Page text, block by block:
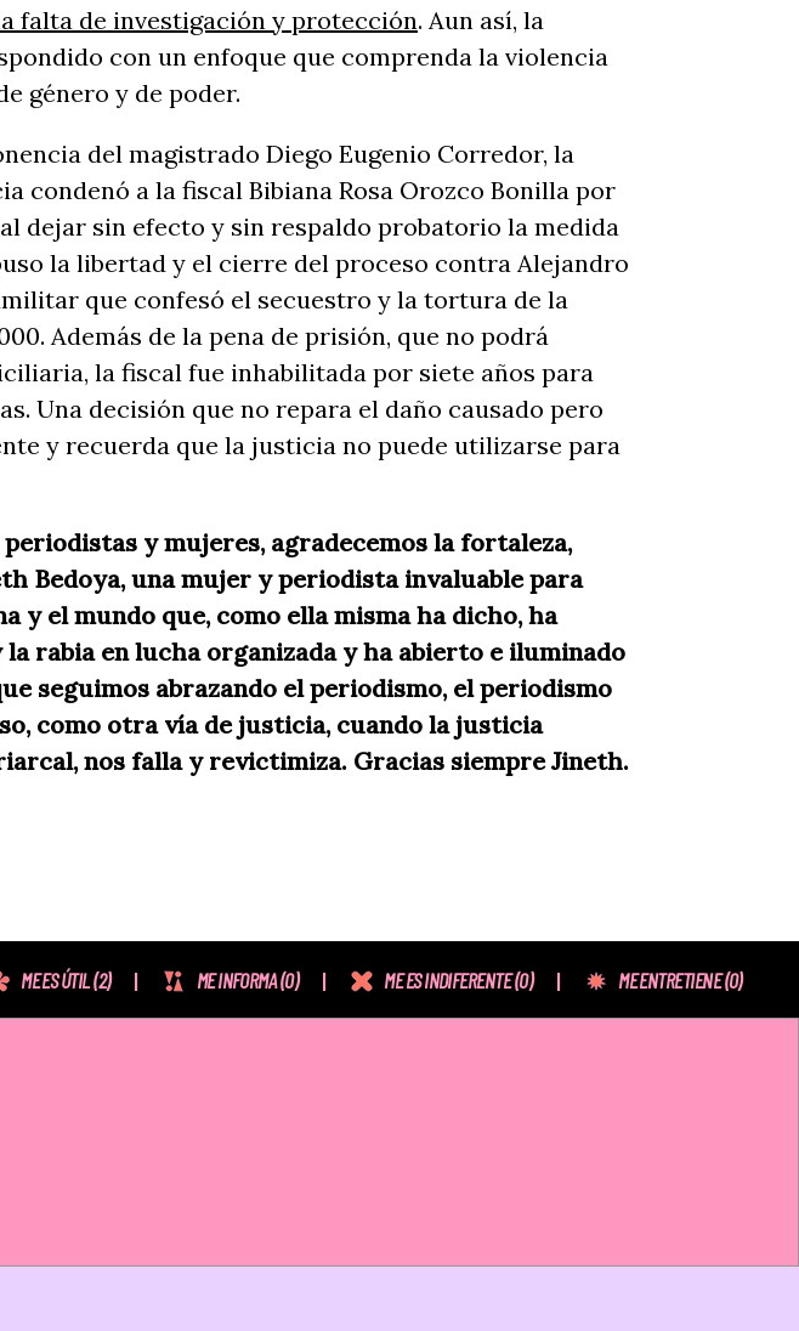
falta de investigación y protección. Aun así, la
con un enfoque que comprenda la violencia
género y de poder.
del magistrado Diego Eugenio Corredor, la
condenó a la fiscal Bibiana Rosa Orozco Bonilla por
dejar sin efecto y sin respaldo probatorio la medida
la libertad y el cierre del proceso contra Alejandro
que confesó el secuestro y la tortura de la
Además de la pena de prisión, que no podrá
la fiscal fue inhabilitada por siete años para
Una decisión que no repara el daño causado pero
y recuerda que la justicia no puede utilizarse para
periodistas y mujeres, agradecemos la fortaleza,
Bedoya, una mujer y periodista invaluable para
y el mundo que, como ella misma ha dicho, ha
rabia en lucha organizada y ha abierto e iluminado
seguimos abrazando el periodismo, el periodismo
como otra vía de justicia, cuando la justicia
nos falla y revictimiza. Gracias siempre Jineth.
ME ES ÚTIL(2) ME INFORMA(0) ME ES INDIFERENTE(0) ME ENTRETIENE(0)